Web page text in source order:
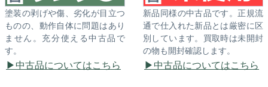
塗装の剥げや傷、劣化が目立つ
ものの、動作自体に問題はあり
ません。充分使える中古品で
す。
中古品についてはこちら
新品同様の中古品です。正規流
通で仕入れた新品とは厳密に区
別しています。買取時は未開封
の物も開封確認します。
中古品についてはこちら